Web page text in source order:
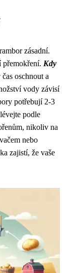
zásadní.
přemokření. Kdy
oschnout a
vody závisí
potřebují 2-3
podle
nikoliv na
nebo
zajistí, že vaše